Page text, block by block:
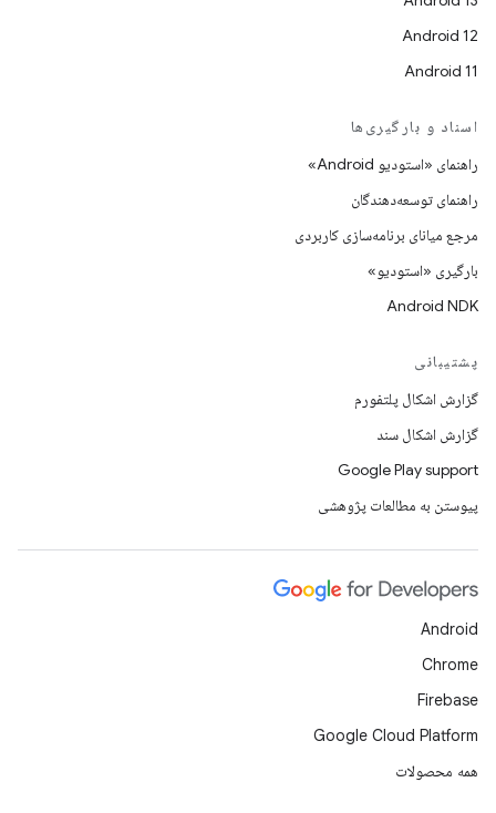
Android 12
Android 11
اسناد و بارگیری‌ها
راهنمای «استودیو Android»
راهنمای توسعه‌دهندگان
مرجع میانای برنامه‌سازی کاربردی
بارگیری «استودیو»
Android NDK
پشتیبانی
گزارش اشکال پلتفورم
گزارش اشکال سند
Google Play support
پیوستن به مطالعات پژوهشی
Android
Chrome
Firebase
Google Cloud Platform
همه محصولات